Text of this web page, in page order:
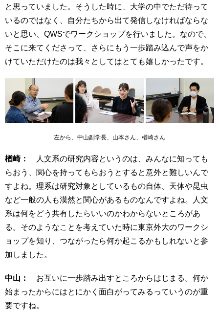
と思っていました。そうした時に、大学の中でただ待って
いるのではなく、自分たちから出て発信しなければならな
いと思い、QWSでワークショップを行いました。なので、
そこに来てくださって、さらにもう一歩踏み込んで声をか
けていただけたのは我々としてはとても嬉しかったです。
左から、中山副学長、山本さん、楢崎さん
楢崎：
人文系の研究内容というのは、みんなに知っても
らおう、関心を持ってもらおうとすると意外と難しいんで
すよね。理系は研究対象としているもの自体、天体や昆虫
など一般の人も漠然と関心があるものなんですよね。人文
系は何をどう共有したらいいのかわからないところがあ
る。そのようなことを考えていた時に東京外大のワークシ
ョップを知り、つながったら何か起こるかもしれないと参
加しました。
中山：
お互いに一歩踏み出すところからはじまる。何か
始まったからにはとにかく面白がってみるっていうのが重
要ですね。